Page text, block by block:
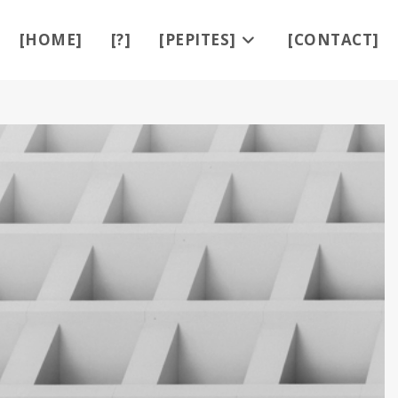
[HOME] [?] [PEPITES] [CONTACT]